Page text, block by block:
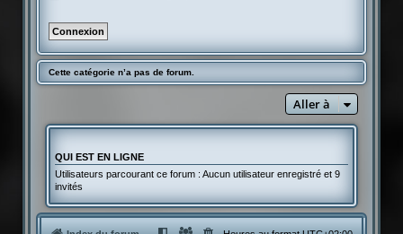
Cette catégorie n’a pas de forum.
Aller à
QUI EST EN LIGNE
Utilisateurs parcourant ce forum : Aucun utilisateur enregistré et 9
invités